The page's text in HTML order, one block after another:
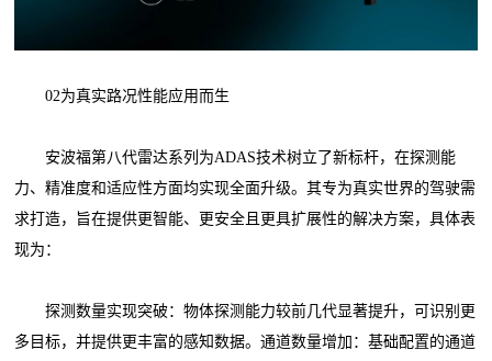
02为真实路况性能应用而生
安波福第八代雷达系列为ADAS技术树立了新标杆，在探测能
力、精准度和适应性方面均实现全面升级。其专为真实世界的驾驶需
求打造，旨在提供更智能、更安全且更具扩展性的解决方案，具体表
现为：
探测数量实现突破：物体探测能力较前几代显著提升，可识别更
多目标，并提供更丰富的感知数据。通道数量增加：基础配置的通道